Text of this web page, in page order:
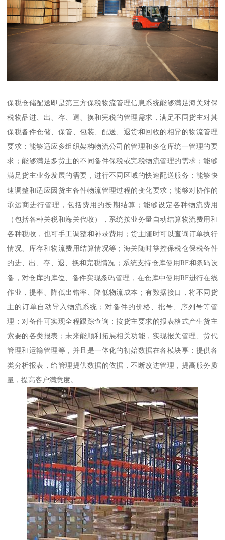
保税仓储配送即是第三方保税物流管理信息系统能够满足海关对保
税物品进、出、存、退、换和完税的管理需求，满足不同货主对其
保税备件仓储、保管、包装、配送、退货和回收的相异的物流管理
要求；能够适应多组织架构物流公司的管理和多仓库统一管理的要
求；能够满足多货主的不同备件保税或完税物流管理的需求；能够
满足货主业务发展的需要，进行不同区域的快速配送服务；能够快
速调整和适应因货主备件物流管理过程的变化要求；能够对协作的
承运商进行管理，包括费用的按期结算；能够设定各种物流费用
（包括各种关税和海关代收），系统按业务量自动结算物流费用和
各种税收，也可手工调整和补录费用；货主随时可以查询订单执行
情况、库存和物流费用结算情况等；海关随时掌控保税仓保税备件
的进、出、存、退、换和完税情况；系统支持仓库使用RF和条码设
备，对仓库的库位、备件实现条码管理，在仓库中使用RF进行在线
作业，提率、降低出错率、降低物流成本；有数据接口，将不同货
主的订单自动导入物流系统；对备件的价格、批号、序列号等管
理；对备件可实现全程跟踪查询；按货主要求的报表格式产生货主
索要的各类报表；未来能顺利拓展相关功能，实现报关管理、货代
管理和运输管理等，并且是一体化的初始数据在各模块享；提供各
类分析报表，给管理提供数据的依据，不断改进管理，提高服务质
量，提高客户满意度。